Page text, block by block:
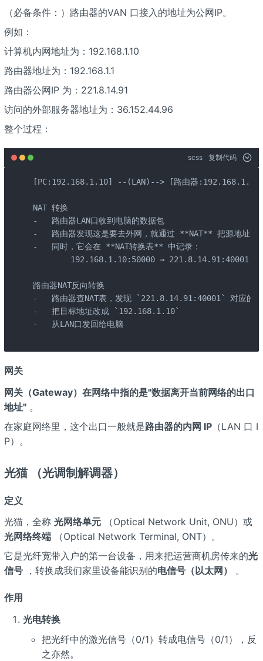
（必备条件：）路由器的VAN 口接入的地址为公网IP。
例如：
计算机内网地址为：192.168.1.10
路由器地址为：192.168.1.1
路由器公网IP 为：221.8.14.91
访问的外部服务器地址为：36.152.44.96
整个过程：
scss 复制代码
[PC:192.168.1.10] --(LAN)--> [路由器:192.168.1.1
NAT 转换
-   路由器LAN口收到电脑的数据包
-   路由器发现这是要去外网，就通过 **NAT** 把源地址
-   同时，它会在 **NAT转换表** 中记录：
        192.168.1.10:50000 → 221.8.14.91:40001
路由器NAT反向转换
-   路由器查NAT表，发现 `221.8.14.91:40001` 对应的
-   把目标地址改成 `192.168.1.10`
-   从LAN口发回给电脑
网关
网关（Gateway） 在网络中指的是"数据离开当前网络的出口
地址"。
在家庭网络里，这个出口一般就是路由器的内网 IP（LAN 口 I
P）。
光猫 （光调制解调器）
定义
光猫，全称 光网络单元（Optical Network Unit, ONU）或
光网络终端（Optical Network Terminal, ONT）。
它是光纤宽带入户的第一台设备，用来把运营商机房传来的光
信号，转换成我们家里设备能识别的电信号（以太网） 。
作用
光电转换
把光纤中的激光信号（0/1）转成电信号（0/1），反
之亦然。